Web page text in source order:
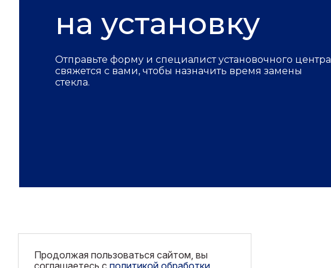
на установку
Отправьте форму и специалист установочного центра
свяжется с вами, чтобы назначить время замены
стекла.
Продолжая пользоваться сайтом, вы
соглашаетесь с политикой обработки